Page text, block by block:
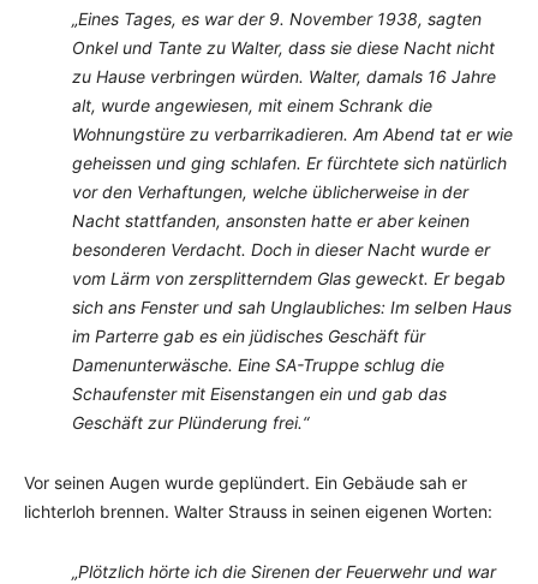
„Eines Tages, es war der 9. November 1938, sagten
Onkel und Tante zu Walter, dass sie diese Nacht nicht
zu Hause verbringen würden. Walter, damals 16 Jahre
alt, wurde angewiesen, mit einem Schrank die
Wohnungstüre zu verbarrikadieren. Am Abend tat er wie
geheissen und ging schlafen. Er fürchtete sich natürlich
vor den Verhaftungen, welche üblicherweise in der
Nacht stattfanden, ansonsten hatte er aber keinen
besonderen Verdacht. Doch in dieser Nacht wurde er
vom Lärm von zersplitterndem Glas geweckt. Er begab
sich ans Fenster und sah Unglaubliches: Im seIben Haus
im Parterre gab es ein jüdisches Geschäft für
Damenunterwäsche. Eine SA-Truppe schlug die
Schaufenster mit Eisenstangen ein und gab das
Geschäft zur Plünderung frei.“
Vor seinen Augen wurde geplündert. Ein Gebäude sah er
lichterloh brennen. Walter Strauss in seinen eigenen Worten:
„Plötzlich hörte ich die Sirenen der Feuerwehr und war